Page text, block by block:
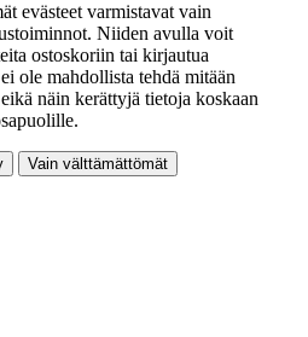
evästeet varmistavat vain
Niiden avulla voit
ostoskoriin tai kirjautua
ole mahdollista tehdä mitään
näin kerättyjä tietoja koskaan
Vain välttämättömät